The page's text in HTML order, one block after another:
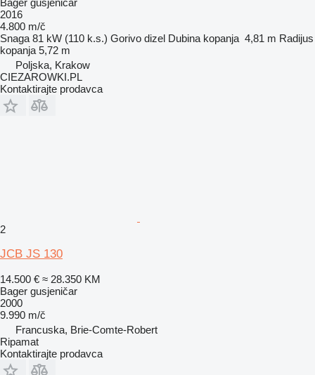
2016
4.800 m/č
Snaga 81 kW (110 k.s.) Gorivo dizel Dubina kopanja 4,81 m Radijus
kopanja 5,72 m
Poljska, Krakow
CIEZAROWKI.PL
Kontaktirajte prodavca
2
JCB JS 130
14.500 € ≈ 28.350 KM
Bager gusjeničar
2000
9.990 m/č
Francuska, Brie-Comte-Robert
Ripamat
Kontaktirajte prodavca